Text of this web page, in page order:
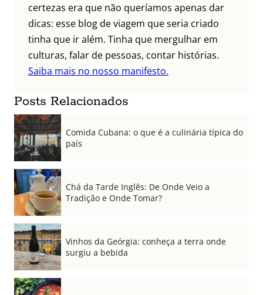
certezas era que não queríamos apenas dar
dicas: esse blog de viagem que seria criado
tinha que ir além. Tinha que mergulhar em
culturas, falar de pessoas, contar histórias.
Saiba mais no nosso manifesto.
Posts Relacionados
Comida Cubana: o que é a culinária típica do
país
Chá da Tarde Inglês: De Onde Veio a
Tradição e Onde Tomar?
Vinhos da Geórgia: conheça a terra onde
surgiu a bebida